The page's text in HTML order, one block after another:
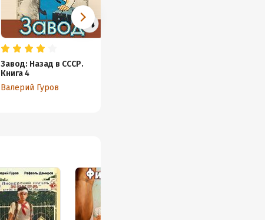
Завод: Назад в СССР.
Книга 4
Валерий Гуров